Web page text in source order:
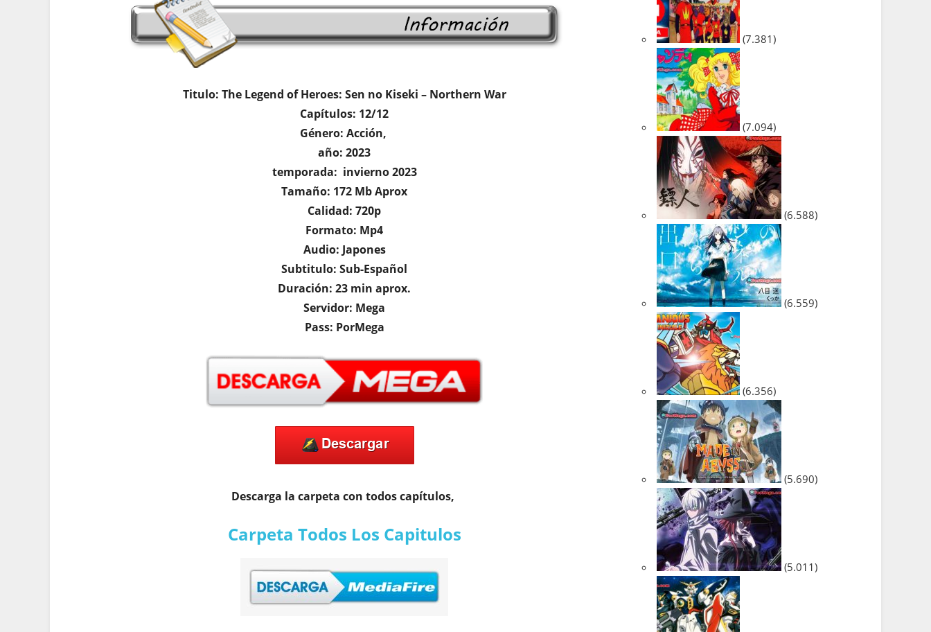
Titulo: The Legend of Heroes: Sen no Kiseki – Northern War
Capítulos: 12/12
Género: Acción,
año: 2023
temporada: invierno 2023
Tamaño: 172 Mb Aprox
Calidad: 720p
Formato: Mp4
Audio: Japones
Subtitulo: Sub-Español
Duración: 23 min aprox.
Servidor: Mega
Pass: PorMega
Descarga la carpeta con todos capítulos,
Carpeta Todos Los Capitulos
(7.381)
(7.094)
(6.588)
(6.559)
(6.356)
(5.690)
(5.011)